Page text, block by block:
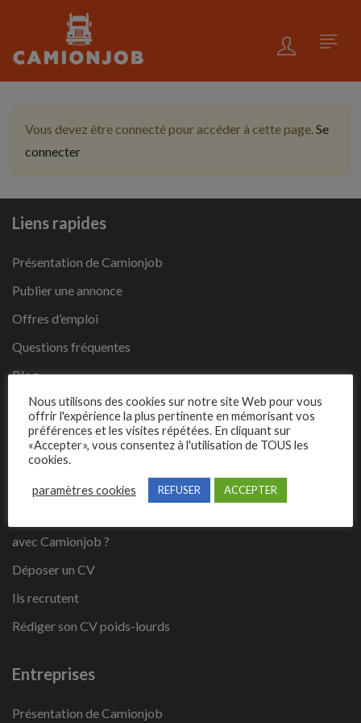
Vous devez être connecté pour accéder à cette page.Se
connecter
Liens rapides
Présentation de Camionjob
Publier une annonce
Offres d’emploi
Questions fréquentes
Blog
Contact
Candidats
Les fiches métiers du secteur poids lourds
avec Camionjob ?
Déposer un CV
Ils recrutent
Rédiger son CV poids-lourds
Entreprises
Présentation de Camionjob
Nous utilisons des cookies sur notre site Web pour vous
offrir l'expérience la plus pertinente en mémorisant vos
préférences et les visites répétées. En cliquant sur
«Accepter», vous consentez à l'utilisation de TOUS les
cookies.
paramètres cookies REFUSER ACCEPTER